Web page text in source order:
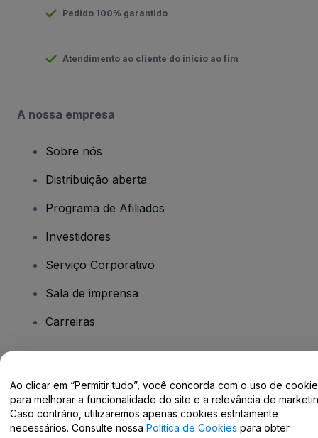
Pedido 100% garantido
Atendimento ao cliente do início ao fim
A nossa empresa
Sobre nós
Distribuição aberta
Programa de Afiliados
Investidores
Serviço Corporativo
Sala de imprensa
Carreiras
Centro de Ajuda / Fale Conosco
Ao clicar em “Permitir tudo”, você concorda com o uso de
para melhorar a funcionalidade do site e a relevância de
Caso contrário, utilizaremos apenas cookies estritamente
necessários. Consulte nossa Política de Cookies para obter